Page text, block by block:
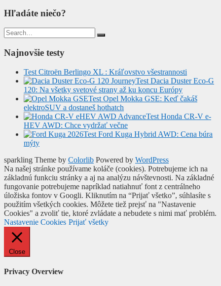
Hľadáte niečo?
Search
for:
Najnovšie testy
Test Citroën Berlingo XL : Kráľovstvo všestrannosti
Test Dacia Duster Eco-G
120: Na všetky svetové strany až ku koncu Európy
Test Opel Mokka GSE: Keď čakáš
elektroSUV a dostaneš hothatch
Test Honda CR-V e-
HEV AWD: Chce vydržať večne
Test Ford Kuga Hybrid AWD: Cena búra
mýty
sparkling Theme by Colorlib Powered by WordPress
Na našej stránke používame koláče (cookies). Potrebujeme ich na
základnú funkciu stránky a aj na analýzu návštevnosti. Na základné
fungovanie potrebujeme napríklad natiahnuť font z centrálneho
úložiska fontov v Googli. Kliknutím na “Prijať všetko”, súhlasíte s
použitím všetkých cookies. Môžete tiež prejsť na "Nastavenie
Cookies" a zvoliť tie, ktoré zvládate a nebudete s nimi mať problém.
Nastavenie Cookies Prijať všetky
Close
Privacy Overview